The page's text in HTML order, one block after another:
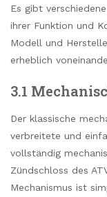
Es gibt
ihrer Funktion und
Modell und
erheblich
3.1
Der klassische
verbreitete und
vollständig
Zündschloss des
Mechanismus ist